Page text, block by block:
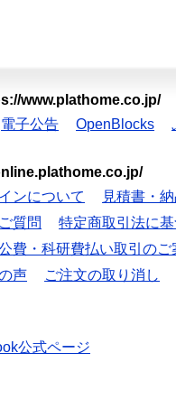
www.plathome.co.jp/
電子公告 OpenBlocks
ンについて
見積書・
質問
特定商取引法に
費・科研費払い取引のご
声 ご注文の取り消し
公式ページ